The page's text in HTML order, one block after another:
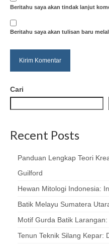
Beritahu saya akan tindak lanjut
Beritahu saya akan tulisan baru
Cari
Recent Posts
Panduan Lengkap Teori
Guilford
Hewan Mitologi Indonesia:
Batik Melayu Sumatera
Motif Gurda Batik
Tenun Teknik Silang Kepar: